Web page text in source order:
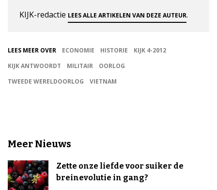
KIJK-redactie LEES ALLE ARTIKELEN VAN DEZE AUTEUR.
LEES MEER OVER ECONOMIE HISTORIE
KIJK 4-2012
KIJK ANTWOORDT
MILITAIR
OORLOG
TWEEDE WERELDOORLOG
VIETNAM
Meer Nieuws
Zette onze liefde voor suiker de
breinevolutie in gang?